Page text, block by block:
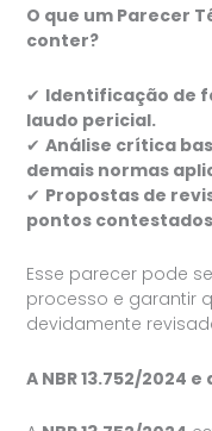
O que um Parecer
conter?
✔ Identificação de
laudo pericial.
✔Análise crítica
demais normas
✔ Propostas de
pontos
Esse parecer pode
processo e garantir
devidamente
A NBR 13.752/2024